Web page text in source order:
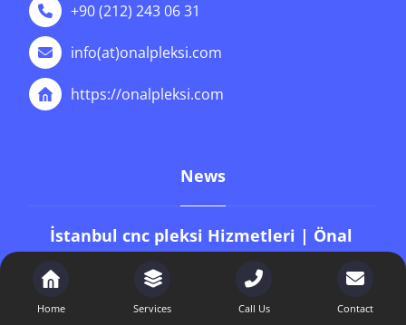
+90 (212) 243 06 31
info(at)onalpleksi.com
https://onalpleksi.com
News
İstanbul cnc pleksi Hizmetleri | Önal
Pleksi
İstanbul 5 mm pleksi fiyat
Home Services Call Us Contact